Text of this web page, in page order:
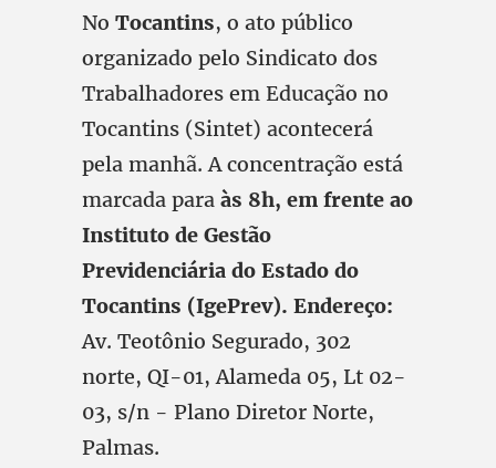
No Tocantins, o ato público
organizado pelo Sindicato dos
Trabalhadores em Educação no
Tocantins (Sintet) acontecerá
pela manhã. A concentração está
marcada para às 8h, em frente ao
Instituto de Gestão
Previdenciária do Estado do
Tocantins (IgePrev). Endereço:
Av. Teotônio Segurado, 302
norte, QI-01, Alameda 05, Lt 02-
03, s/n - Plano Diretor Norte,
Palmas.